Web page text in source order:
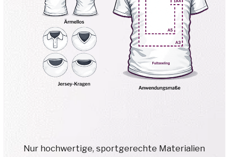
Angebot anfordern